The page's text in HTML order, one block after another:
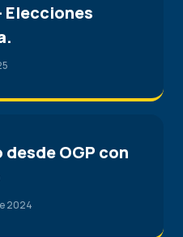
Elecciones
OGP con
2024